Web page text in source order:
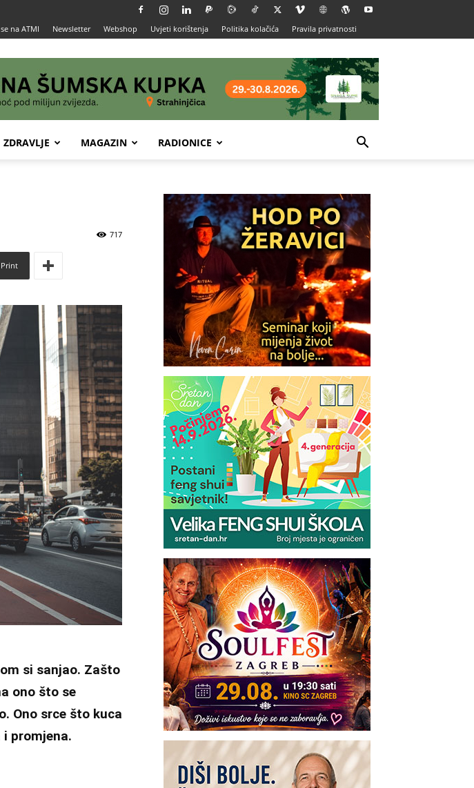
na ATMI Newsletter Webshop Uvjeti korištenja Politika kolačića Pravila privatnosti
ZDRAVLJE MAGAZIN RADIONICE
717
Print
si sanjao. Zašto
ono što se
Ono srce što kuca
promjena.